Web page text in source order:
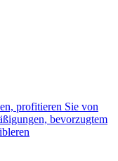
profitieren Sie von
bevorzugtem